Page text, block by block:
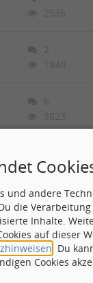
3
1678
3
1683
12
und andere
die
Inhalte.
auf dieser
. Du
Cookies